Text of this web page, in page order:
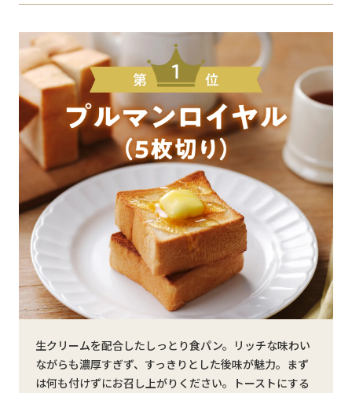
生クリームを配合したしっとり食パン。リッチな味わい
ながらも濃厚すぎず、すっきりとした後味が魅力。まず
は何も付けずにお召し上がりください。トーストにする